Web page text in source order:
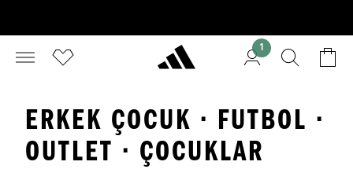
1
ERKEK ÇOCUK · FUTBOL ·
OUTLET · ÇOCUKLAR